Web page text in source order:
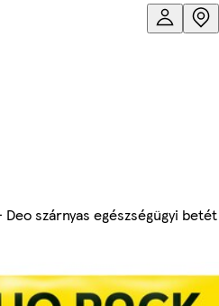
szárnyas egészségügyi